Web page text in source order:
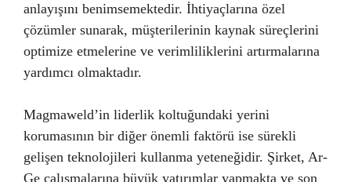
anlayışını benimsemektedir. İhtiyaçlarına özel
çözümler sunarak, müşterilerinin kaynak süreçlerini
optimize etmelerine ve verimliliklerini artırmalarına
yardımcı olmaktadır.
Magmaweld’in liderlik koltuğundaki yerini
korumasının bir diğer önemli faktörü ise sürekli
gelişen teknolojileri kullanma yeteneğidir. Şirket, Ar-
Ge çalışmalarına büyük yatırımlar yapmakta ve son